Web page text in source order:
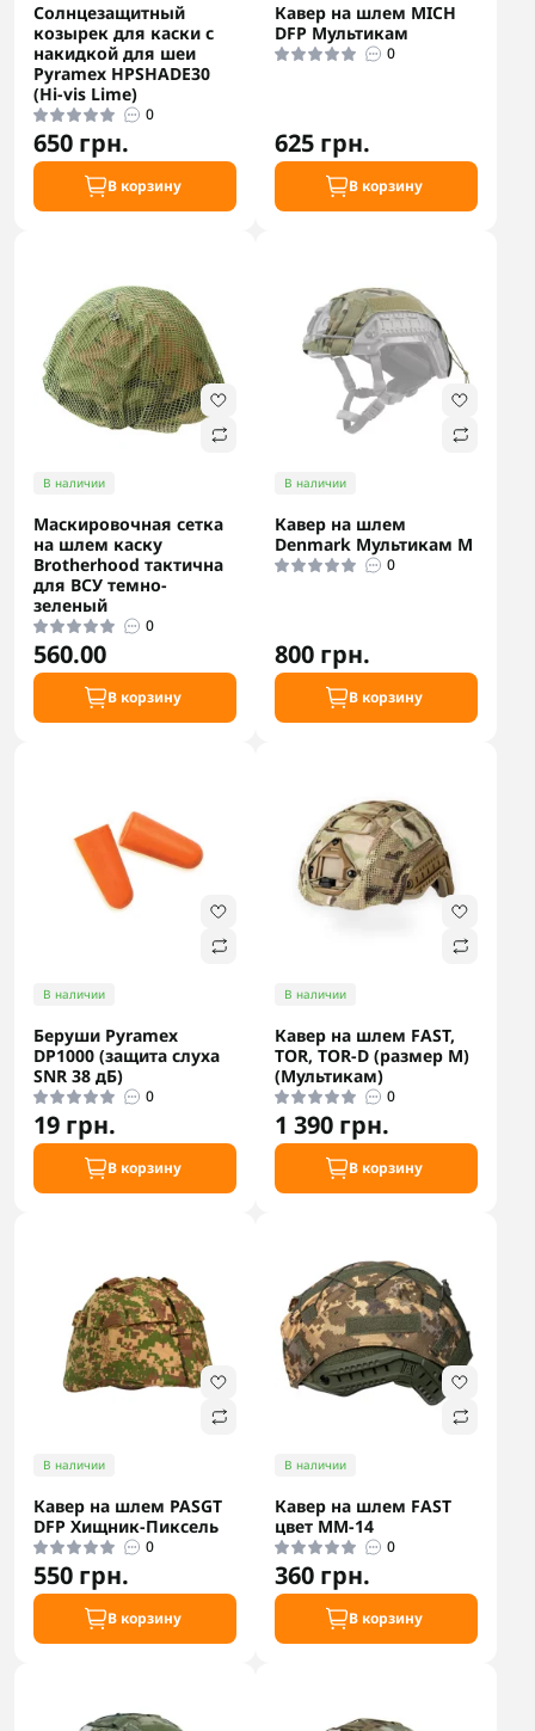
Солнцезащитный
козырек для каски с
накидкой для шеи
Pyramex HPSHADE30
(Hi-vis Lime)
0
650 грн.
В корзину
Кавер на шлем MICH
DFP Мультикам
0
625 грн.
В корзину
В наличии
Маскировочная сетка
на шлем каску
Brotherhood тактична
для ВСУ темно-
зеленый
0
560.00
В корзину
В наличии
Кавер на шлем
Denmark Мультикам M
0
800 грн.
В корзину
В наличии
Беруши Pyramex
DP1000 (защита слуха
SNR 38 дБ)
0
19 грн.
В корзину
В наличии
Кавер на шлем FAST,
TOR, TOR-D (размер М)
(Мультикам)
0
1 390 грн.
В корзину
В наличии
Кавер на шлем PASGT
DFP Хищник-Пиксель
0
550 грн.
В корзину
В наличии
Кавер на шлем FAST
цвет ММ-14
0
360 грн.
В корзину